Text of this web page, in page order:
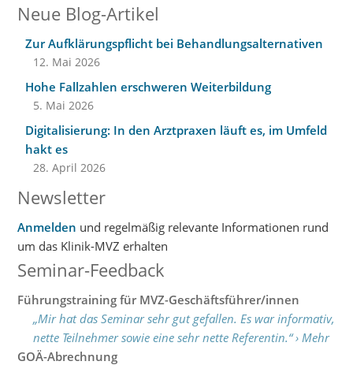
Neue Blog-Artikel
Zur Aufklärungspflicht bei Behandlungsalternativen
12. Mai 2026
Hohe Fallzahlen erschweren Weiterbildung
5. Mai 2026
Digitalisierung: In den Arztpraxen läuft es, im Umfeld
hakt es
28. April 2026
Newsletter
Anmelden und regelmäßig relevante Informationen rund
um das Klinik-MVZ erhalten
Seminar-Feedback
Führungstraining für MVZ-Geschäftsführer/innen
„Mir hat das Seminar sehr gut gefallen. Es war informativ,
nette Teilnehmer sowie eine sehr nette Referentin.“ › Mehr
GOÄ-Abrechnung